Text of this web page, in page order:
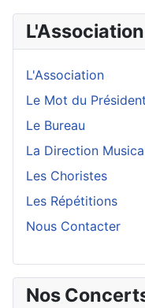
L'Association
L'Association
Le Mot du Président
Le Bureau
La Direction
Les Choristes
Les Répétitions
Nous Contacter
Nos